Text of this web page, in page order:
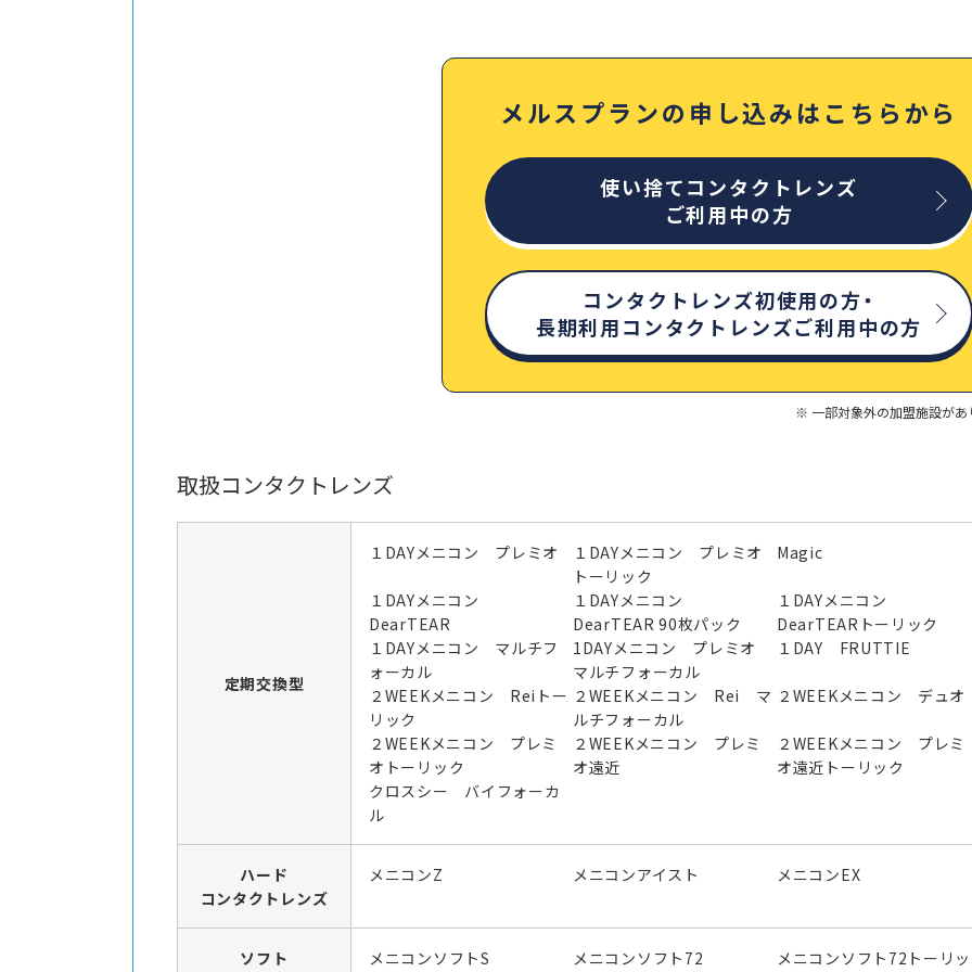
メルスプランの申し込みはこちらから
使い捨てコンタクトレンズ
ご利用中の方
コンタクトレンズ初使用の方・
長期利用コンタクトレンズご利用中の方
一部対象外の加盟施設があ
取扱コンタクトレンズ
定期交換型
１DAYメニコン プレミオ
１DAYメニコン プレミオ
トーリック
Magic
１DAYメニコン
DearTEAR
１DAYメニコン
DearTEAR 90枚パック
１DAYメニコン
DearTEARトーリック
１DAYメニコン マルチフ
ォーカル
1DAYメニコン プレミオ
マルチフォーカル
１DAY FRUTTIE
２WEEKメニコン Reiトー
リック
２WEEKメニコン Rei マ
ルチフォーカル
２WEEKメニコン デュオ
２WEEKメニコン プレミ
オトーリック
２WEEKメニコン プレミ
オ遠近
２WEEKメニコン プレミ
オ遠近トーリック
クロスシー バイフォーカ
ル
ハード
コンタクトレンズ
メニコンZ メニコンアイスト メニコンEX
ソフト
メニコンソフトS メニコンソフト72
メニコンソフト72トーリッ